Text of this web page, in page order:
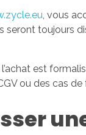
, vous
seront toujours
est
ou des cas de